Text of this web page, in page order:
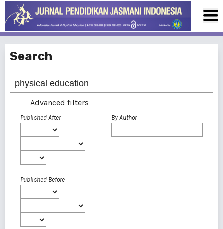
Search
Advanced filters
Published After
Published Before
By Author